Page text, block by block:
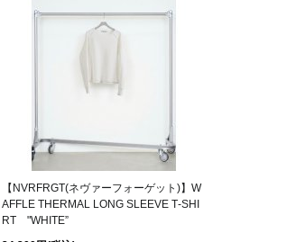
【NVRFRGT(ネヴァーフォーゲット)】W
AFFLE THERMAL LONG SLEEVE T‑SHI
RT "WHITE”